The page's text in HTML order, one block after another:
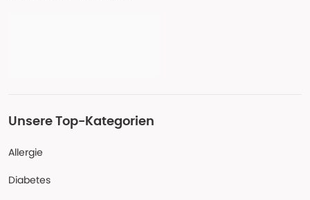
Unsere Top-Kategorien
Allergie
Diabetes